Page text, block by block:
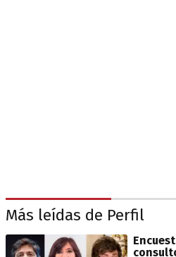
Más leídas de Perfil